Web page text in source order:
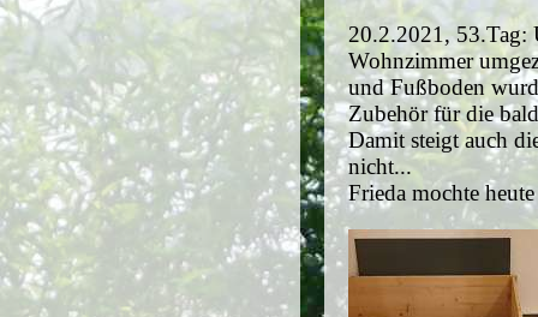
20.2.2021, 53.Tag:
Wohnzimmer
und Fußboden
Zubehör für die
Damit steigt auch
nicht...
Frieda mochte